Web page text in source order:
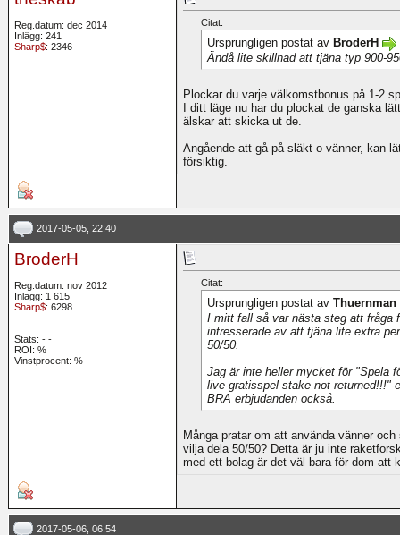
Reg.datum: dec 2014
Inlägg: 241
Sharp$: 2346
Citat:
Ursprungligen postat av BroderH
Ändå lite skillnad att tjäna typ 900-
Plockar du varje välkomstbonus på 1-2
I ditt läge nu har du plockat de ganska
älskar att skicka ut de.
Angående att gå på släkt o vänner, kan
försiktig.
2017-05-05, 22:40
BroderH
Reg.datum: nov 2012
Inlägg: 1 615
Sharp$: 6298
Stats: - -
ROI: %
Vinstprocent: %
Citat:
Ursprungligen postat av Thuernman
I mitt fall så var nästa steg att fråga
intresserade av att tjäna lite extra
50/50.
Jag är inte heller mycket för "Spela
live-gratisspel stake not
BRA erbjudanden också.
Många pratar om att använda vänner
vilja dela 50/50? Detta är ju inte
med ett bolag är det väl bara för dom att
2017-05-06, 06:54